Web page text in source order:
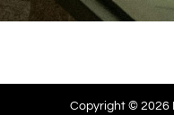
Copyright © 2026